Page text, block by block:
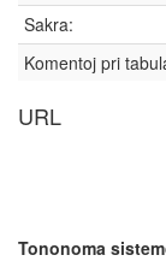
Sakra:
Komentoj pri
URL
Tononoma